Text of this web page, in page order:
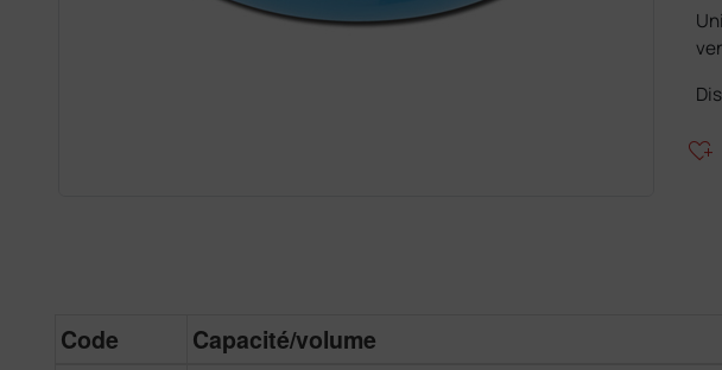
heart_plus
Code Capacité/volume